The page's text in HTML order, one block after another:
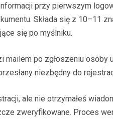
przy pierwszym
Składa się z 10–11
się po myślniku.
mailem po zgłoszeniu osoby
niezbędny do
ale nie otrzymałeś
zweryfikowane. Proces